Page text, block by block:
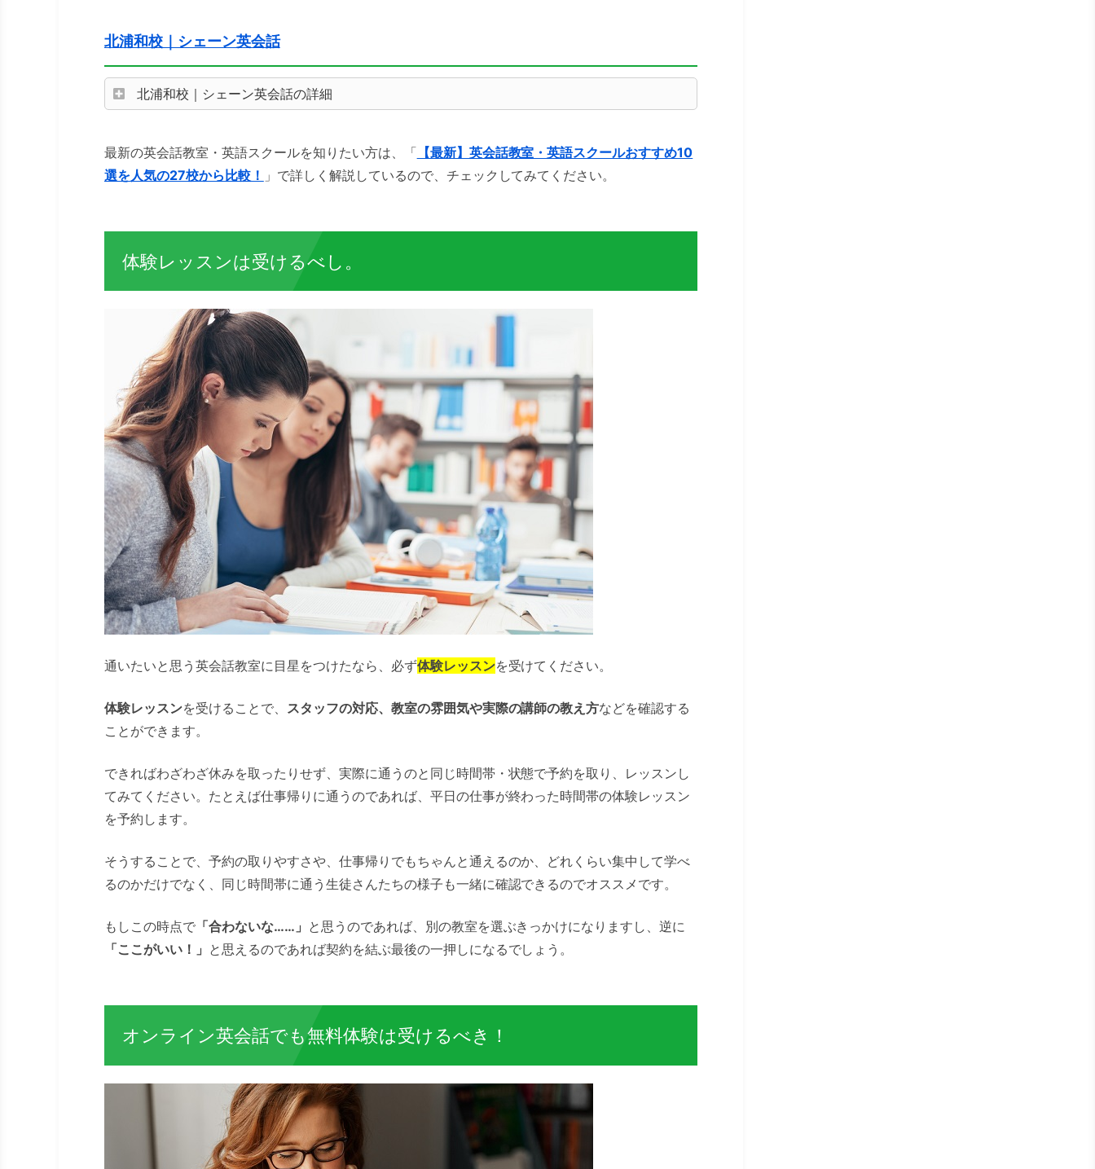
北浦和校｜シェーン英会話
北浦和校｜シェーン英会話の詳細
最新の英会話教室・英語スクールを知りたい方は、「 【最新】英会話教室・英語スクールおすすめ10
選を人気の27校から比較！ 」で詳しく解説しているので、チェックしてみてください。
体験レッスンは受けるべし。
通いたいと思う英会話教室に目星をつけたなら、必ず体験レッスンを受けてください。
体験レッスンを受けることで、 スタッフの対応、教室の雰囲気や実際の講師の教え方などを確認する
ことができます。
できればわざわざ休みを取ったりせず、実際に通うのと同じ時間帯・状態で予約を取り、レッスンし
てみてください。たとえば仕事帰りに通うのであれば、平日の仕事が終わった時間帯の体験レッスン
を予約します。
そうすることで、予約の取りやすさや、仕事帰りでもちゃんと通えるのか、どれくらい集中して学べ
るのかだけでなく、同じ時間帯に通う生徒さんたちの様子も一緒に確認できるのでオススメです。
もしこの時点で「合わないな……」 と思うのであれば、別の教室を選ぶきっかけになりますし、逆に
「ここがいい！」 と思えるのであれば契約を結ぶ最後の一押しになるでしょう。
オンライン英会話でも無料体験は受けるべき！